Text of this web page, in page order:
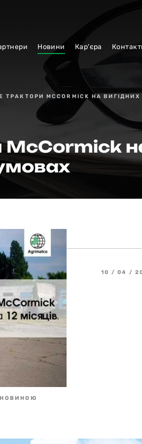
Новини Кар'єра
ТРАКТОРИ MCCORMICK НА
McCormick
10 / 04 /